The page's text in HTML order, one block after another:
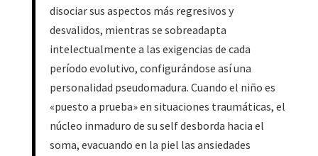
disociar sus aspectos más regresivos y
desvalidos, mientras se sobreadapta
intelectualmente a las exigencias de cada
período evolutivo, configurándose así una
personalidad pseudomadura. Cuando el niño es
«puesto a prueba» en situaciones traumáticas, el
núcleo inmaduro de su self desborda hacia el
soma, evacuando en la piel las ansiedades